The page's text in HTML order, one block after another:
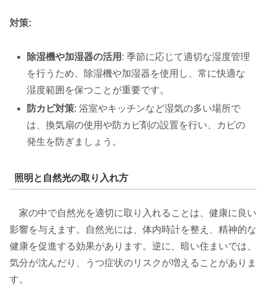
対策:
除湿機や加湿器の活用 : 季節に応じて適切な湿度管理
を行うため、除湿機や加湿器を使用し、常に快適な
湿度範囲を保つことが重要です。
防カビ対策: 浴室やキッチンなど湿気の多い場所で
は、換気扇の使用や防カビ剤の設置を行い、カビの
発生を防ぎましょう。
照明と自然光の取り入れ方
家の中で自然光を適切に取り入れることは、健康に良い
影響を与えます。自然光には、体内時計を整え、精神的な
健康を促進する効果があります。逆に、暗い住まいでは、
気分が沈んだり、うつ症状のリスクが増えることがありま
す。